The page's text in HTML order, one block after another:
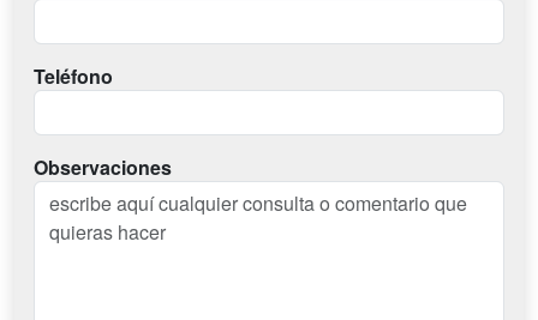
Teléfono
Observaciones